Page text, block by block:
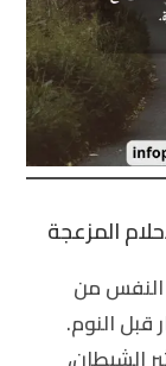
النفس من
قبل النوم.